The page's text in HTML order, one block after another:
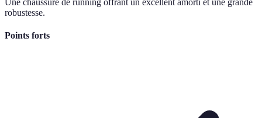
robustesse.
Points forts